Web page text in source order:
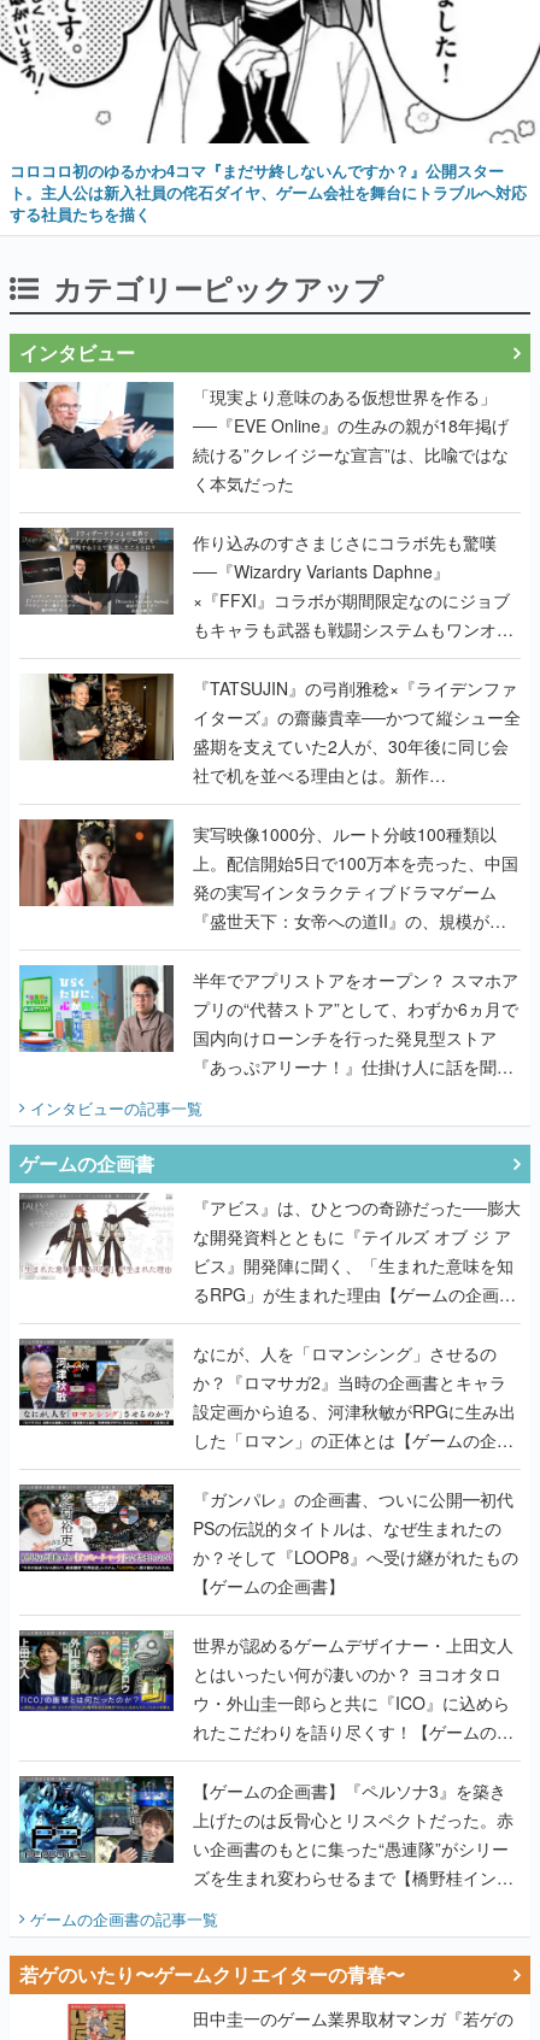
コロコロ初のゆるかわ4コマ『まだサ終しないんですか？』公開スター
ト。主人公は新入社員の侘石ダイヤ、ゲーム会社を舞台にトラブルへ対応
する社員たちを描く
カテゴリーピックアップ
インタビュー
「現実より意味のある仮想世界を作る」
──『EVE Online』の生みの親が18年掲げ
続ける”クレイジーな宣言”は、比喩ではな
く本気だった
作り込みのすさまじさにコラボ先も驚嘆
──『Wizardry Variants Daphne』
×『FFXI』コラボが期間限定なのにジョブ
もキャラも武器も戦闘システムもワンオフ
で作り込まれた理由を両ディレクターに聞
く
『TATSUJIN』の弓削雅稔×『ライデンファ
イターズ』の齋藤貴幸──かつて縦シュー全
盛期を支えていた2人が、30年後に同じ会
社で机を並べる理由とは。新作
『TATSUJIN EXTREME』で初タッグを組
んだレジェンド2人に訊く開発秘話
実写映像1000分、ルート分岐100種類以
上。配信開始5日で100万本を売った、中国
発の実写インタラクティブドラマゲーム
『盛世天下：女帝への道II』の、規模が違
うこだわりをプロデューサーに聞いた
半年でアプリストアをオープン？ スマホア
プリの“代替ストア”として、わずか6ヵ月で
国内向けローンチを行った発見型ストア
『あっぷアリーナ！』仕掛け人に話を聞い
インタビューの記事一覧
ゲームの企画書
『アビス』は、ひとつの奇跡だった──膨大
な開発資料とともに『テイルズ オブ ジ ア
ビス』開発陣に聞く、「生まれた意味を知
るRPG」が生まれた理由【ゲームの企画
書】
なにが、人を「ロマンシング」させるの
か？『ロマサガ2』当時の企画書とキャラ
設定画から迫る、河津秋敏がRPGに生み出
した「ロマン」の正体とは【ゲームの企画
書】
『ガンパレ』の企画書、ついに公開━初代
PSの伝説的タイトルは、なぜ生まれたの
か？そして『LOOP8』へ受け継がれたもの
【ゲームの企画書】
世界が認めるゲームデザイナー・上田文人
とはいったい何が凄いのか？ ヨコオタロ
ウ・外山圭一郎らと共に『ICO』に込めら
れたこだわりを語り尽くす！【ゲームの企
画書】
【ゲームの企画書】『ペルソナ3』を築き
上げたのは反骨心とリスペクトだった。赤
い企画書のもとに集った“愚連隊”がシリー
ズを生まれ変わらせるまで【橋野桂インタ
ゲームの企画書の記事一覧
若ゲのいたり〜ゲームクリエイターの青春〜
田中圭一のゲーム業界取材マンガ『若ゲの